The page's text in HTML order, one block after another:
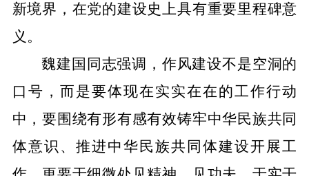
新境界，在党的建设史上具有重要里程碑意
义。
魏建国同志强调，作风建设不是空洞的
口号，而是要体现在实实在在的工作行动
中，要围绕有形有感有效铸牢中华民族共同
体意识、推进中华民族共同体建设开展工